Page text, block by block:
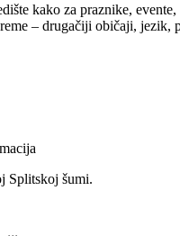
kako za praznike,
– drugačiji običaji,
Splitskoj šumi.